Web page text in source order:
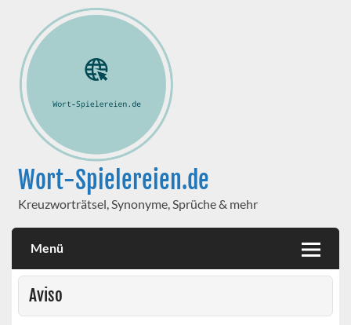
Wort-Spielereien.de
Kreuzworträtsel, Synonyme, Sprüche & mehr
Menü
Aviso